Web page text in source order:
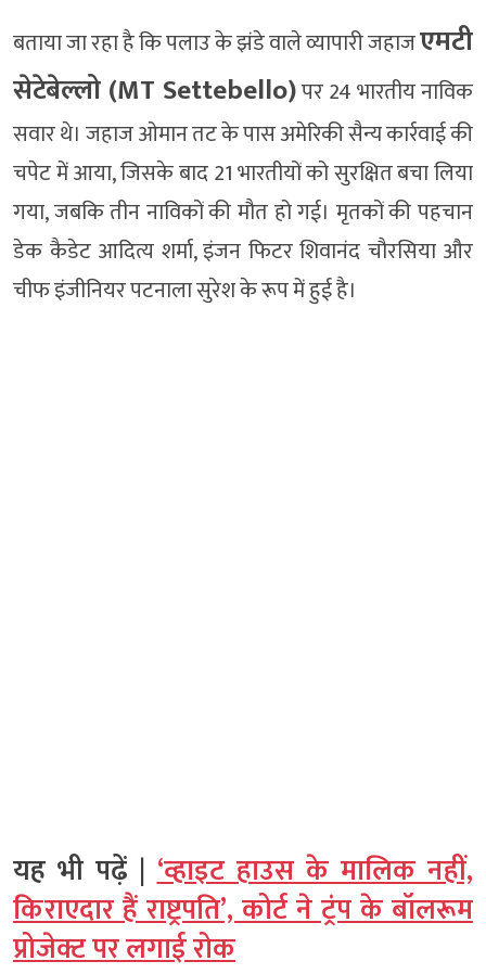
बताया जा रहा है कि पलाउ के झंडे वाले व्यापारी जहाजएमटी
सेटेबेल्लो (MT Settebello)पर 24 भारतीय नाविक
सवार थे। जहाज ओमान तट के पास अमेरिकी सैन्य कार्रवाई की
चपेट में आया, जिसके बाद 21 भारतीयों को सुरक्षित बचा लिया
गया, जबकि तीन नाविकों की मौत हो गई। मृतकों की पहचान
डेक कैडेट आदित्य शर्मा, इंजन फिटर शिवानंद चौरसिया और
चीफ इंजीनियर पटनाला सुरेश के रूप में हुई है।
यह भी पढ़ें |‘व्हाइट हाउस के मालिक नहीं,
किराएदार हैं राष्ट्रपति’, कोर्ट ने ट्रंप के बॉलरूम
प्रोजेक्ट पर लगाई रोक